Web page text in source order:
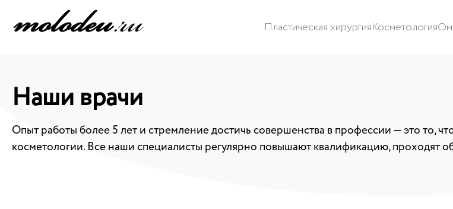
Пластическая хирургияКосметология
Наши врачи
Опыт работы более 5 лет и стремление достичь совершенства в профессии — это то,
косметологии. Все наши специалисты регулярно повышают квалификацию, проходят